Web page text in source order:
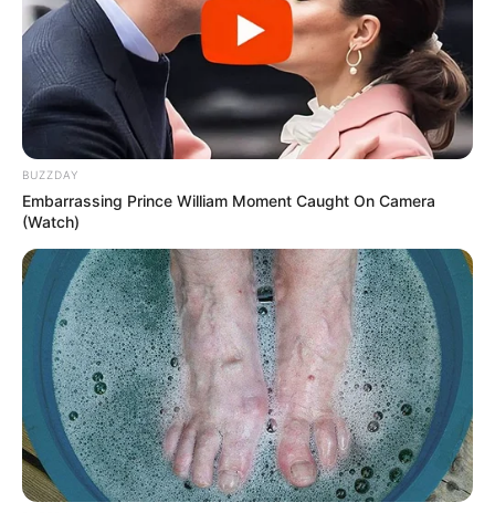
BUZZDAY
Embarrassing Prince William Moment Caught On Camera
(Watch)